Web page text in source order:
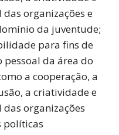
organizações e
da juventude;
para fins de
da área do
a cooperação, a
a criatividade e
das organizações
políticas